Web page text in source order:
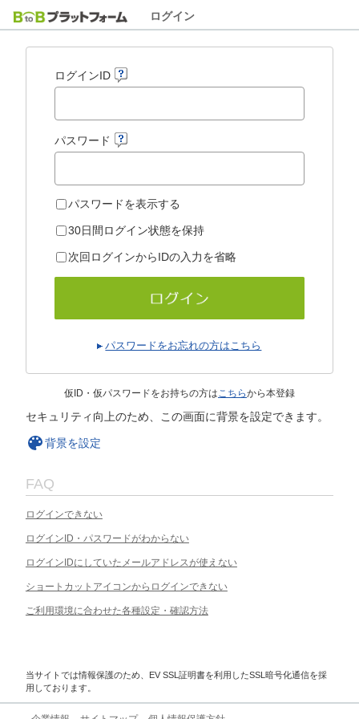
ログイン
ログインID
パスワード
パスワードを表示する
30日間ログイン状態を保持
次回ログインからIDの入力を省略
パスワードをお忘れの方はこちら
仮ID・仮パスワードをお持ちの方はこちらから本登録
セキュリティ向上のため、この画面に背景を設定できます。
背景を設定
FAQ
ログインできない
ログインID・パスワードがわからない
ログインIDにしていたメールアドレスが使えない
ショートカットアイコンからログインできない
ご利用環境に合わせた各種設定・確認方法
当サイトでは情報保護のため、EV SSL証明書を利用したSSL暗号化通信を採
用しております。